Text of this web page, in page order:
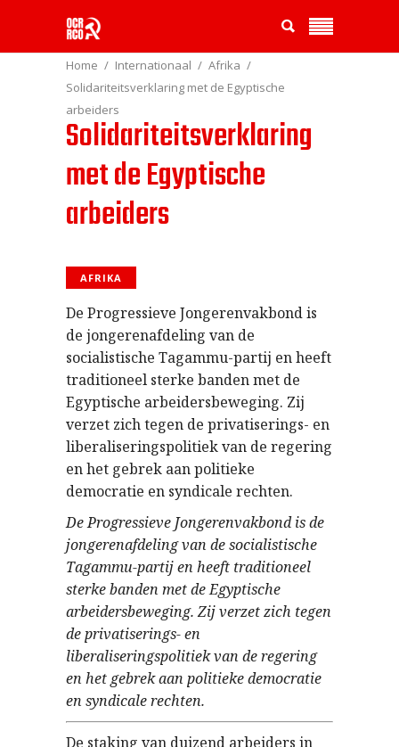
Home Internationaal
Afrika
Solidariteitsverklaring met de Egyptische
arbeiders
Solidariteitsverklaring
met de Egyptische
arbeiders
AFRIKA
De Progressieve Jongerenvakbond is
de jongerenafdeling van de
socialistische Tagammu-partij en heeft
traditioneel sterke banden met de
Egyptische arbeidersbeweging. Zij
verzet zich tegen de privatiserings- en
liberaliseringspolitiek van de regering
en het gebrek aan politieke
democratie en syndicale rechten.
De Progressieve Jongerenvakbond is de
jongerenafdeling van de socialistische
Tagammu-partij en heeft traditioneel
sterke banden met de Egyptische
arbeidersbeweging. Zij verzet zich tegen
de privatiserings- en
liberaliseringspolitiek van de regering
en het gebrek aan politieke democratie
en syndicale rechten.
De staking van duizend arbeiders in